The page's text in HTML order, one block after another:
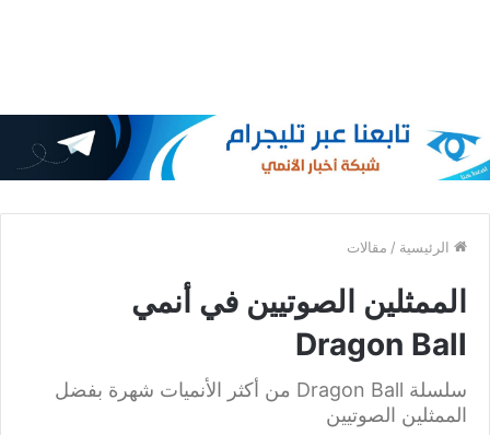
الرئيسية / مقالات
الممثلين الصوتيين في أنمي
Dragon Ball
سلسلة Dragon Ball من أكثر الأنميات شهرة بفضل
الممثلين الصوتيين